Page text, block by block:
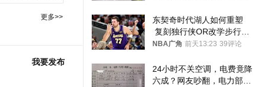
更多>>
我要发布
东契奇时代湖人如何重塑
复刻独行侠OR改学步行
者？
NBA广角 前天13:23 39评论
24小时不关空调，电费竟降
六成？网友吵翻，电力部门